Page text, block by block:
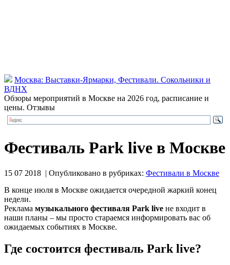
Москва: Выставки-Ярмарки, Фестивали. Сокольники и
ВДНХ
Обзоры мероприятий в Москве на 2026 год, расписание и
цены. Отзывы
Фестиваль Park live в Москве
15 07 2018 | Опубликовано в рубриках: Фестивали в Москве
В конце июля в Москве ожидается очередной жаркий конец
недели.
Реклама музыкального фестиваля Рark live не входит в
наши планы – мы просто стараемся информировать вас об
ожидаемых событиях в Москве.
Где состоится фестиваль Рark live?